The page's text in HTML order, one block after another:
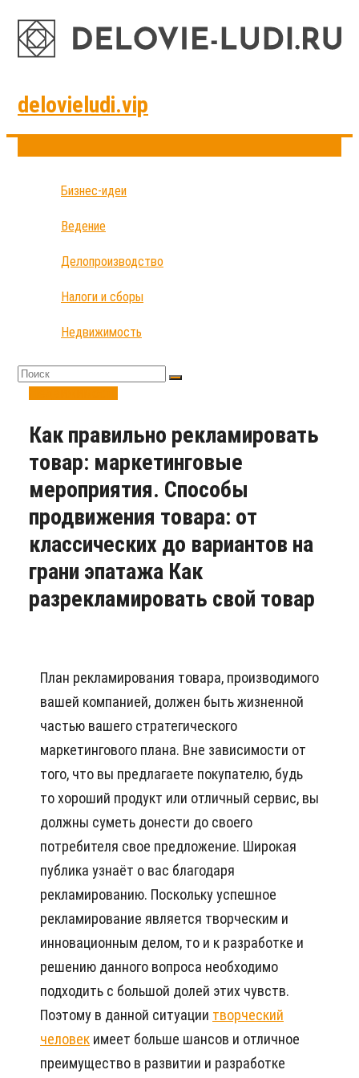
delovieludi.vip
Бизнес-идеи
Ведение
Делопроизводство
Налоги и сборы
Недвижимость
Как правильно рекламировать
товар: маркетинговые
мероприятия. Способы
продвижения товара: от
классических до вариантов на
грани эпатажа Как
разрекламировать свой товар
План рекламирования товара, производимого
вашей компанией, должен быть жизненной
частью вашего стратегического
маркетингового плана. Вне зависимости от
того, что вы предлагаете покупателю, будь
то хороший продукт или отличный сервис, вы
должны суметь донести до своего
потребителя свое предложение. Широкая
публика узнаёт о вас благодаря
рекламированию. Поскольку успешное
рекламирование является творческим и
инновационным делом, то и к разработке и
решению данного вопроса необходимо
подходить с большой долей этих чувств.
Поэтому в данной ситуации творческий
человек имеет больше шансов и отличное
преимущество в развитии и разработке